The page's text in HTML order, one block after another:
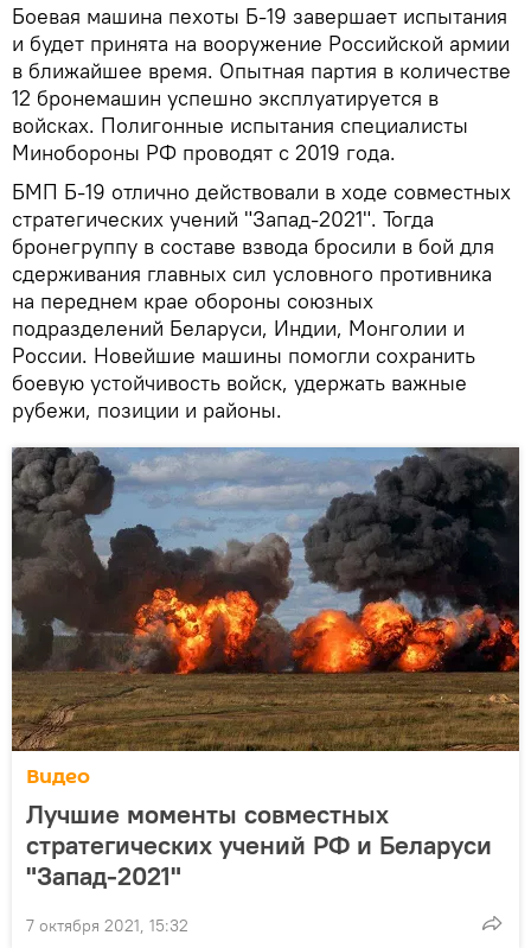
Боевая машина пехоты Б-19 завершает испытания
и будет принята на вооружение Российской армии
в ближайшее время. Опытная партия в количестве
12 бронемашин успешно эксплуатируется в
войсках. Полигонные испытания специалисты
Минобороны РФ проводят с 2019 года.
БМП Б-19 отлично действовали в ходе совместных
стратегических учений "Запад-2021". Тогда
бронегруппу в составе взвода бросили в бой для
сдерживания главных сил условного противника
на переднем крае обороны союзных
подразделений Беларуси, Индии, Монголии и
России. Новейшие машины помогли сохранить
боевую устойчивость войск, удержать важные
рубежи, позиции и районы.
Видео
Лучшие моменты совместных
стратегических учений РФ и Беларуси
"Запад-2021"
7 октября 2021, 15:32